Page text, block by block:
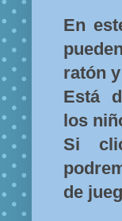
En
ratón
Está
los
Si
de